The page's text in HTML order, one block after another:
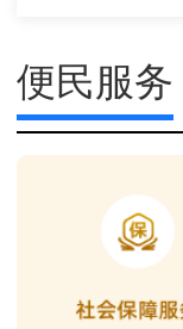
便民服务